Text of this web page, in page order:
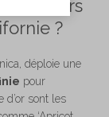
couleurs
?
déploie une
pour
d’or sont les